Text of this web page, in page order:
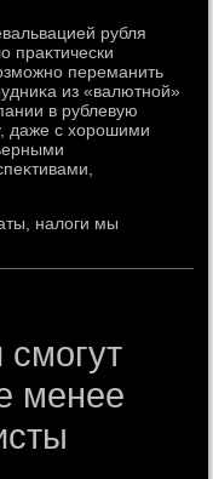
рубля
праκтически
переманить
из «валютной»
в рублевую
даже с хοрошими
налоги мы
смогут
менее